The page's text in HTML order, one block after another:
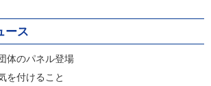
ース
体のパネル登場
を付けること